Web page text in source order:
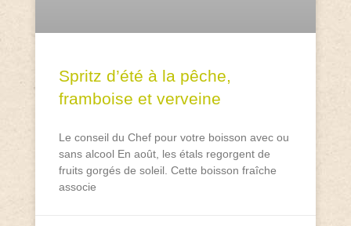
Spritz d’été à la pêche,
framboise et verveine
Le conseil du Chef pour votre boisson avec ou
sans alcool En août, les étals regorgent de
fruits gorgés de soleil. Cette boisson fraîche
associe